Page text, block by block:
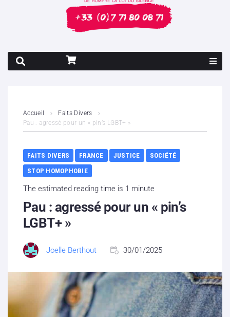
Contenus litigieux
Nous soutenir
Boutique
Partenaires
Accueil
Faits Divers
Pau : agressé pour un « pin’s LGBT+ »
FAITS DIVERS FRANCE JUSTICE
SOCIÉTÉ
STOP HOMOPHOBIE
The estimated reading time is 1 minute
Pau : agressé pour un « pin’s
LGBT+ »
Joelle Berthout 30/01/2025